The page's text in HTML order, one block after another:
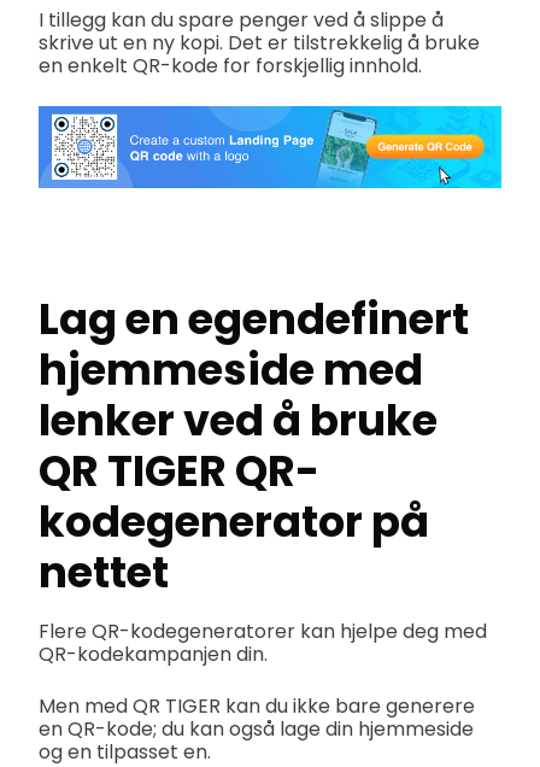
I tillegg kan du spare penger ved å slippe å
skrive ut en ny kopi. Det er tilstrekkelig å bruke
en enkelt QR-kode for forskjellig innhold.
Lag en egendefinert
hjemmeside med
lenker ved å bruke
QR TIGER QR-
kodegenerator på
nettet
Flere QR-kodegeneratorer kan hjelpe deg med
QR-kodekampanjen din.
Men med QR TIGER kan du ikke bare generere
en QR-kode; du kan også lage din hjemmeside
og en tilpasset en.